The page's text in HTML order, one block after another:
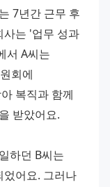
7년간 근무 후
사는 '업무 성과
서 A씨는
회에
복직과 함께
받았어요.
하던 B씨는
었어요. 그러나